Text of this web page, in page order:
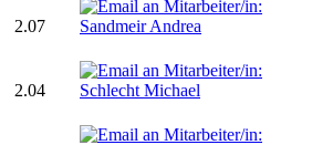
2.07
2.04